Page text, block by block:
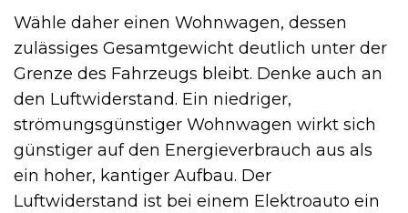
Wähle daher einen Wohnwagen, dessen
zulässiges Gesamtgewicht deutlich unter der
Grenze des Fahrzeugs bleibt. Denke auch an
den Luftwiderstand. Ein niedriger,
strömungsgünstiger Wohnwagen wirkt sich
günstiger auf den Energieverbrauch aus als
ein hoher, kantiger Aufbau. Der
Luftwiderstand ist bei einem Elektroauto ein